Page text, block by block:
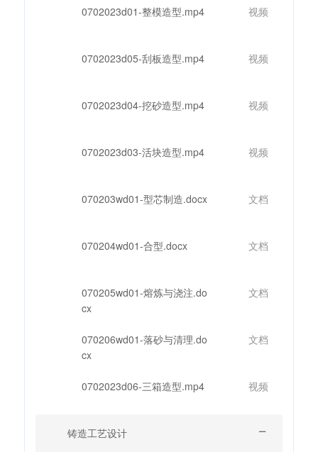
0702023d01-整模造型.mp4 视频
0702023d05-刮板造型.mp4 视频
0702023d04-挖砂造型.mp4 视频
0702023d03-活块造型.mp4 视频
070203wd01-型芯制造.docx 文档
070204wd01-合型.docx 文档
070205wd01-熔炼与浇注.do
cx
文档
070206wd01-落砂与清理.do
cx
文档
0702023d06-三箱造型.mp4 视频
铸造工艺设计